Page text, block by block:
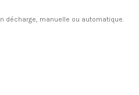
décharge, manuelle ou automatique.